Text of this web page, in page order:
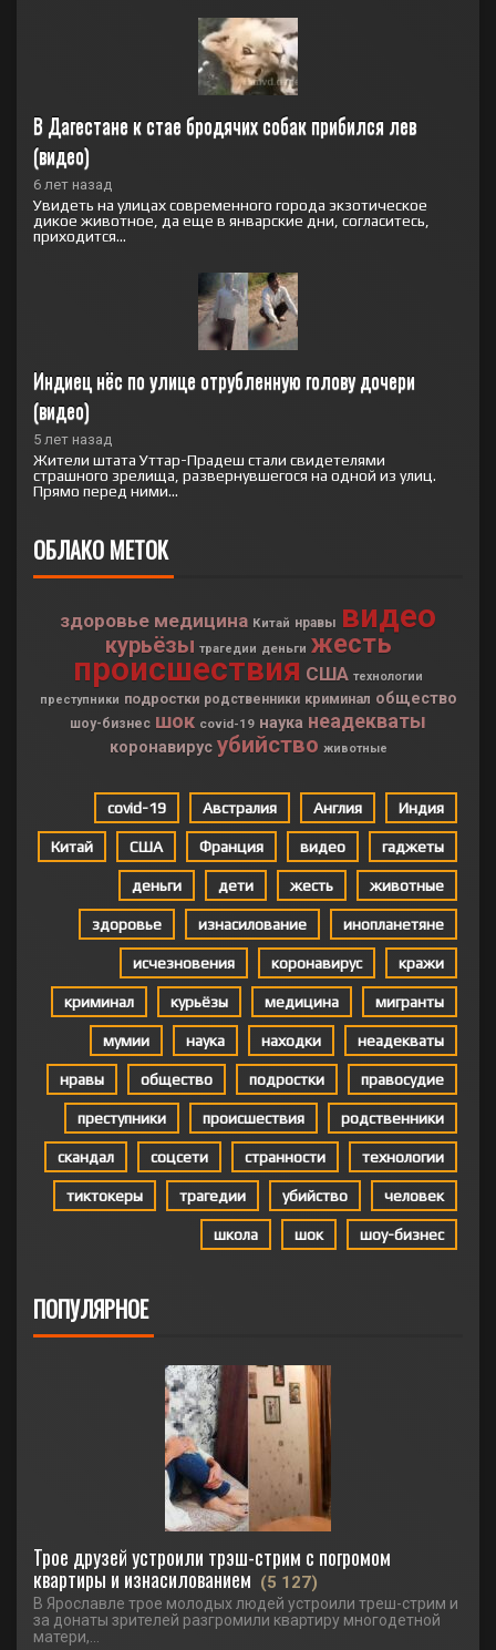
В Дагестане к стае бродячих собак прибился лев
(видео)
6 лет назад
Увидеть на улицах современного города экзотическое
дикое животное, да еще в январские дни, согласитесь,
приходится...
Индиец нёс по улице отрубленную голову дочери
(видео)
5 лет назад
Жители штата Уттар-Прадеш стали свидетелями
страшного зрелища, развернувшегося на одной из улиц.
Прямо перед ними...
ОБЛАКО МЕТОК
здоровье медицина Китай нравы видео
курьёзы трагедии деньги жесть
происшествия США технологии
преступники подростки родственники криминал общество
шоу-бизнес шок covid-19 наука неадекваты
коронавирус убийство животные
covid-19 Австралия Англия Индия
Китай США Франция видео гаджеты
деньги дети жесть животные
здоровье изнасилование инопланетяне
исчезновения коронавирус кражи
криминал курьёзы медицина мигранты
мумии наука находки неадекваты
нравы общество подростки правосудие
преступники происшествия родственники
скандал соцсети странности технологии
тиктокеры трагедии убийство человек
школа шок шоу-бизнес
ПОПУЛЯРНОЕ
Трое друзей устроили трэш-стрим с погромом
квартиры и изнасилованием (5 127)
В Ярославле трое молодых людей устроили треш-стрим и
за донаты зрителей разгромили квартиру многодетной
матери,...